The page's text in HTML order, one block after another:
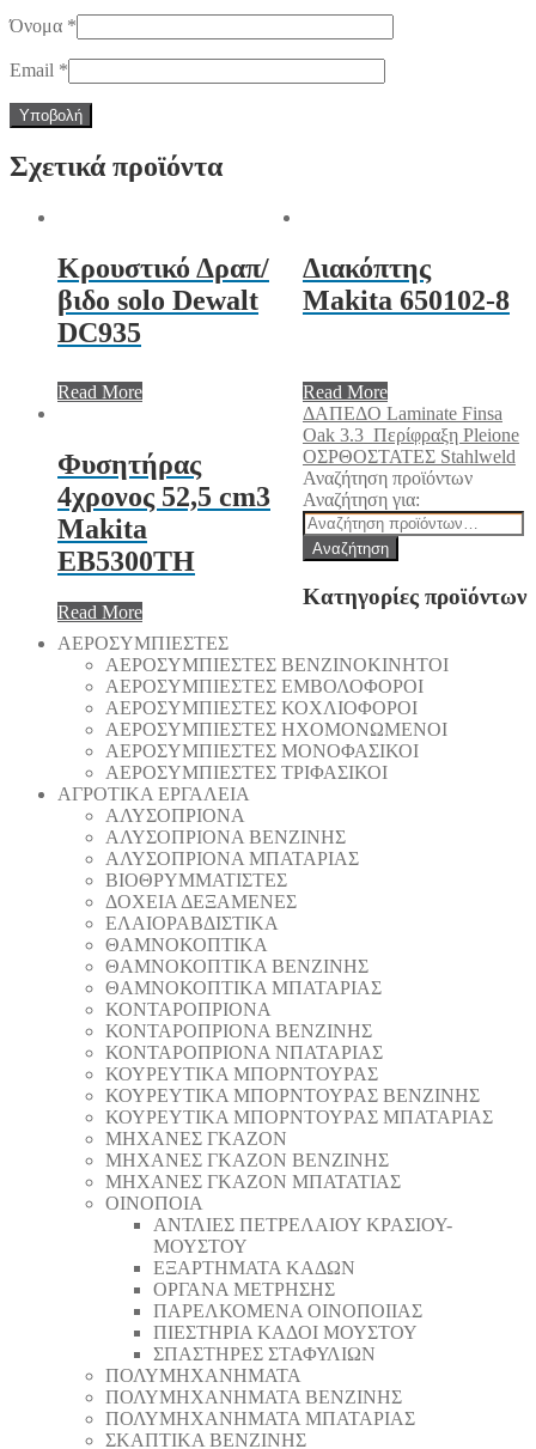
Όνομα *
Email *
Σχετικά προϊόντα
Κρουστικό Δραπ/
βιδο solo Dewalt
DC935
Read More
Διακόπτης
Makita 650102-8
Read More
Φυσητήρας
4χρονος 52,5 cm3
Makita
EB5300TH
Read More
ΔΑΠΕΔΟ Laminate Finsa
Oak 3.3 Περίφραξη Pleione
ΟΣΡΘΟΣΤΑΤΕΣ Stahlweld
Αναζήτηση προϊόντων
Αναζήτηση για:
Αναζήτηση
Κατηγορίες προϊόντων
AEΡΟΣΥΜΠΙΕΣΤΕΣ
AEΡΟΣΥΜΠΙΕΣΤΕΣ ΒΕΝΖΙΝΟΚΙΝΗΤΟΙ
AEΡΟΣΥΜΠΙΕΣΤΕΣ ΕΜΒΟΛΟΦΟΡΟΙ
AEΡΟΣΥΜΠΙΕΣΤΕΣ ΚΟΧΛΙΟΦΟΡΟΙ
ΑΕΡΟΣΥΜΠΙΕΣΤΕΣ ΗΧΟΜΟΝΩΜΕΝΟΙ
ΑΕΡΟΣΥΜΠΙΕΣΤΕΣ ΜΟΝΟΦΑΣΙΚΟΙ
ΑΕΡΟΣΥΜΠΙΕΣΤΕΣ ΤΡΙΦΑΣΙΚΟΙ
ΑΓΡΟΤΙΚΑ ΕΡΓΑΛΕΙΑ
AΛΥΣΟΠΡΙΟΝΑ
AΛΥΣΟΠΡΙΟΝΑ ΒΕΝΖΙΝΗΣ
AΛΥΣΟΠΡΙΟΝΑ ΜΠΑΤΑΡΙΑΣ
ΒΙΟΘΡΥΜΜΑΤΙΣΤΕΣ
ΔΟΧΕΙΑ ΔΕΞΑΜΕΝΕΣ
ΕΛΑΙΟΡΑΒΔΙΣΤΙΚΑ
ΘAΜΝΟΚΟΠΤΙΚΑ
ΘAΜΝΟΚΟΠΤΙΚΑ ΒΕΝΖΙΝΗΣ
ΘAΜΝΟΚΟΠΤΙΚΑ ΜΠΑΤΑΡΙΑΣ
ΚΟΝΤΑΡΟΠΡΙΟΝΑ
ΚΟΝΤΑΡΟΠΡΙΟΝΑ ΒΕΝΖΙΝΗΣ
ΚΟΝΤΑΡΟΠΡΙΟΝΑ ΝΠΑΤΑΡΙΑΣ
ΚΟΥΡΕΥΤΙΚΑ ΜΠΟΡΝΤΟΥΡΑΣ
ΚΟΥΡΕΥΤΙΚΑ ΜΠΟΡΝΤΟΥΡΑΣ ΒΕΝΖΙΝΗΣ
ΚΟΥΡΕΥΤΙΚΑ ΜΠΟΡΝΤΟΥΡΑΣ ΜΠΑΤΑΡΙΑΣ
ΜΗΧΑΝΕΣ ΓΚΑΖΟΝ
ΜΗΧΑΝΕΣ ΓΚΑΖΟΝ ΒΕΝΖΙΝΗΣ
ΜΗΧΑΝΕΣ ΓΚΑΖΟΝ ΜΠΑΤΑΤΙΑΣ
ΟΙΝΟΠΟΙΑ
ΑΝΤΛΙΕΣ ΠΕΤΡΕΛΑΙΟΥ ΚΡΑΣΙΟΥ-
ΜΟΥΣΤΟΥ
ΕΞΑΡΤΗΜΑΤΑ ΚΑΔΩΝ
ΟΡΓΑΝΑ ΜΕΤΡΗΣΗΣ
ΠΑΡΕΛΚΟΜΕΝΑ ΟΙΝΟΠΟΙΙΑΣ
ΠΙΕΣΤΗΡΙΑ ΚΑΔΟΙ ΜΟΥΣΤΟΥ
ΣΠΑΣΤΗΡΕΣ ΣΤΑΦΥΛΙΩΝ
ΠΟΛΥΜΗΧΑΝΗΜΑΤΑ
ΠΟΛΥΜΗΧΑΝΗΜΑΤΑ ΒΕΝΖΙΝΗΣ
ΠΟΛΥΜΗΧΑΝΗΜΑΤΑ ΜΠΑΤΑΡΙΑΣ
ΣΚΑΠΤΙΚΑ ΒΕΝΖΙΝΗΣ